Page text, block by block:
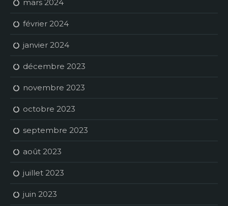
mars 2024
février 2024
janvier 2024
décembre 2023
novembre 2023
octobre 2023
septembre 2023
août 2023
juillet 2023
juin 2023